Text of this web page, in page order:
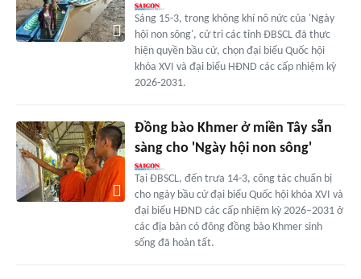
Sáng 15-3, trong không khí nô nức của 'Ngày
hội non sông', cử tri các tỉnh ĐBSCL đã thực
hiện quyền bầu cử, chọn đại biểu Quốc hội
khóa XVI và đại biểu HĐND các cấp nhiệm kỳ
2026-2031.
Đồng bào Khmer ở miền Tây sẵn
sàng cho 'Ngày hội non sông'
Tại ĐBSCL, đến trưa 14-3, công tác chuẩn bị
cho ngày bầu cử đại biểu Quốc hội khóa XVI và
đại biểu HĐND các cấp nhiệm kỳ 2026–2031 ở
các địa bàn có đông đồng bào Khmer sinh
sống đã hoàn tất.